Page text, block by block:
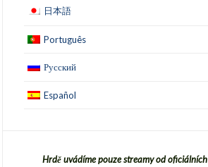
日本語
Português
Русский
Español
Hrdě uvádíme pouze streamy od oficiálních